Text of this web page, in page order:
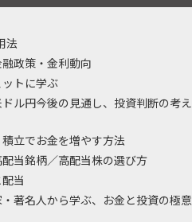
法
融政策・金利動向
トに学ぶ
ドル円今後の見通し、投資判断の考え
立でお金を増やす方法
配当銘柄／高配当株の選び方
当
著名人から学ぶ、お金と投資の極意